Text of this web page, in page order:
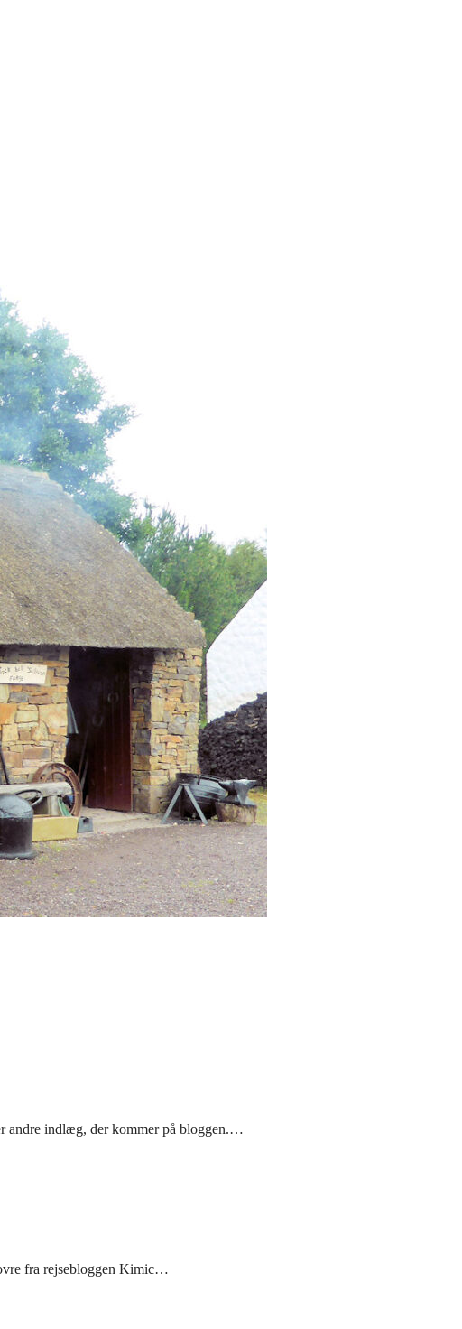
andre indlæg, der kommer på bloggen.…
fra rejsebloggen Kimic…